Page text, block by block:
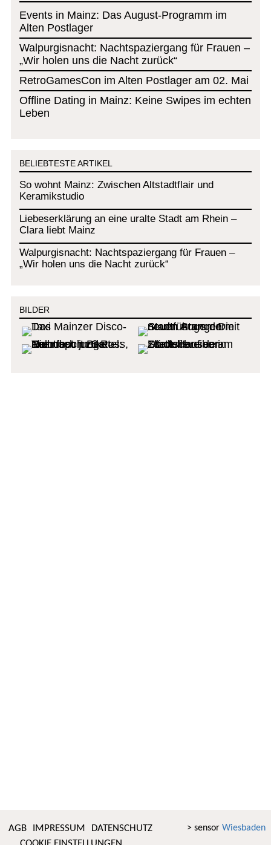
Events in Mainz: Das August-Programm im
Alten Postlager
Walpurgisnacht: Nachtspaziergang für Frauen –
„Wir holen uns die Nacht zurück“
RetroGamesCon im Alten Postlager am 02. Mai
Offline Dating in Mainz: Keine Swipes im echten
Leben
BELIEBTESTE ARTIKEL
So wohnt Mainz: Zwischen Altstadtflair und
Keramikstudio
Liebeserklärung an eine uralte Stadt am Rhein –
Clara liebt Mainz
Walpurgisnacht: Nachtspaziergang für Frauen –
„Wir holen uns die Nacht zurück“
BILDER
> sensor Wiesbaden
AGB IMPRESSUM
DATENSCHUTZ